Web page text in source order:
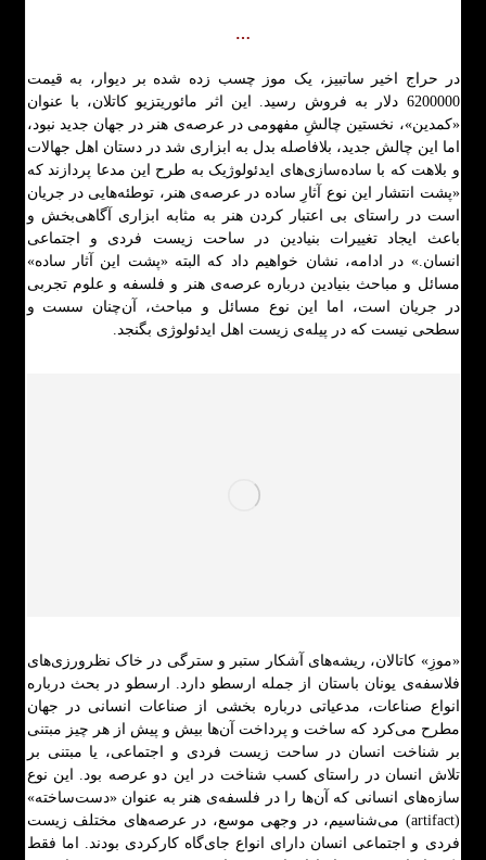
…
در حراج اخیر ساتبیز، یک موز چسب زده شده بر دیوار، به قیمت
6200000 دلار به فروش رسید. این اثر مائوریتزیو کاتلان، با عنوان
«کمدین»، نخستین چالشِ مفهومی در عرصه‌ی هنر در جهان جدید نبود،
اما این چالش جدید، بلافاصله بدل به ابزاری شد در دستان اهل جهالات
و بلاهت که با ساده‌سازی‌های ایدئولوژیک به طرح این مدعا پردازند که
«پشت انتشار این نوع آثارِ ساده در عرصه‌ی هنر، توطئه‌هایی در جریان
است در راستای بی اعتبار کردن هنر به مثابه ابزاری آگاهی‌بخش و
باعث ایجاد تغییرات بنیادین در ساحت زیست فردی و اجتماعی
انسان.» در ادامه، نشان خواهیم داد که البته «پشت این آثار ساده»
مسائل و مباحث بنیادین درباره عرصه‌ی هنر و فلسفه و علوم تجربی
در جریان است، اما این نوع مسائل و مباحث، آن‌چنان سست و
سطحی نیست که در پیله‌ی زیست اهل ایدئولوژی بگنجد.
«موزِ» کاتالان، ریشه‌های آشکار ستبر و سترگی در خاک نظرورزی‌های
فلاسفه‌ی یونان باستان از جمله ارسطو دارد. ارسطو در بحث درباره
انواع صناعات، مدعیاتی درباره بخشی از صناعات انسانی در جهان
مطرح می‌کرد که ساخت و پرداخت آن‌ها بیش و پیش از هر چیز مبتنی
بر شناخت انسان در ساحت زیست فردی و اجتماعی، یا مبتنی بر
تلاش انسان در راستای کسب شناخت در این دو عرصه بود. این نوع
سازه‌های انسانی که آن‌ها را در فلسفه‌ی هنر به عنوان «دست‌ساخته»
(artifact) می‌شناسیم، در وجهی موسع، در عرصه‌های مختلف زیست
فردی و اجتماعی انسان دارای انواع جای‌گاه کارکردی بودند. اما فقط